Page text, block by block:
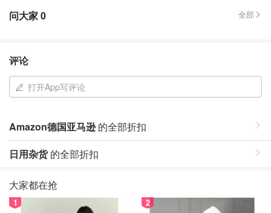
问大家0 全部
评论
打开App写评论
Amazon德国亚马逊的全部折扣
日用杂货的全部折扣
大家都在抢
1 2